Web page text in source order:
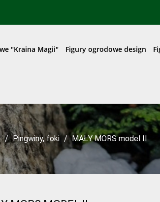
"Kraina Magii" Figury ogrodowe design
Pingwiny, foki MAŁY MORS model II